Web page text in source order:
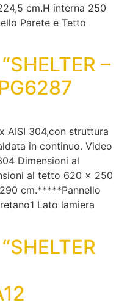
cm.H interna 250
Parete e Tetto
–
AISI 304,con struttura
in continuo. Video
Dimensioni al
al tetto 620 x 250
cm.*****Pannello
Lato lamiera